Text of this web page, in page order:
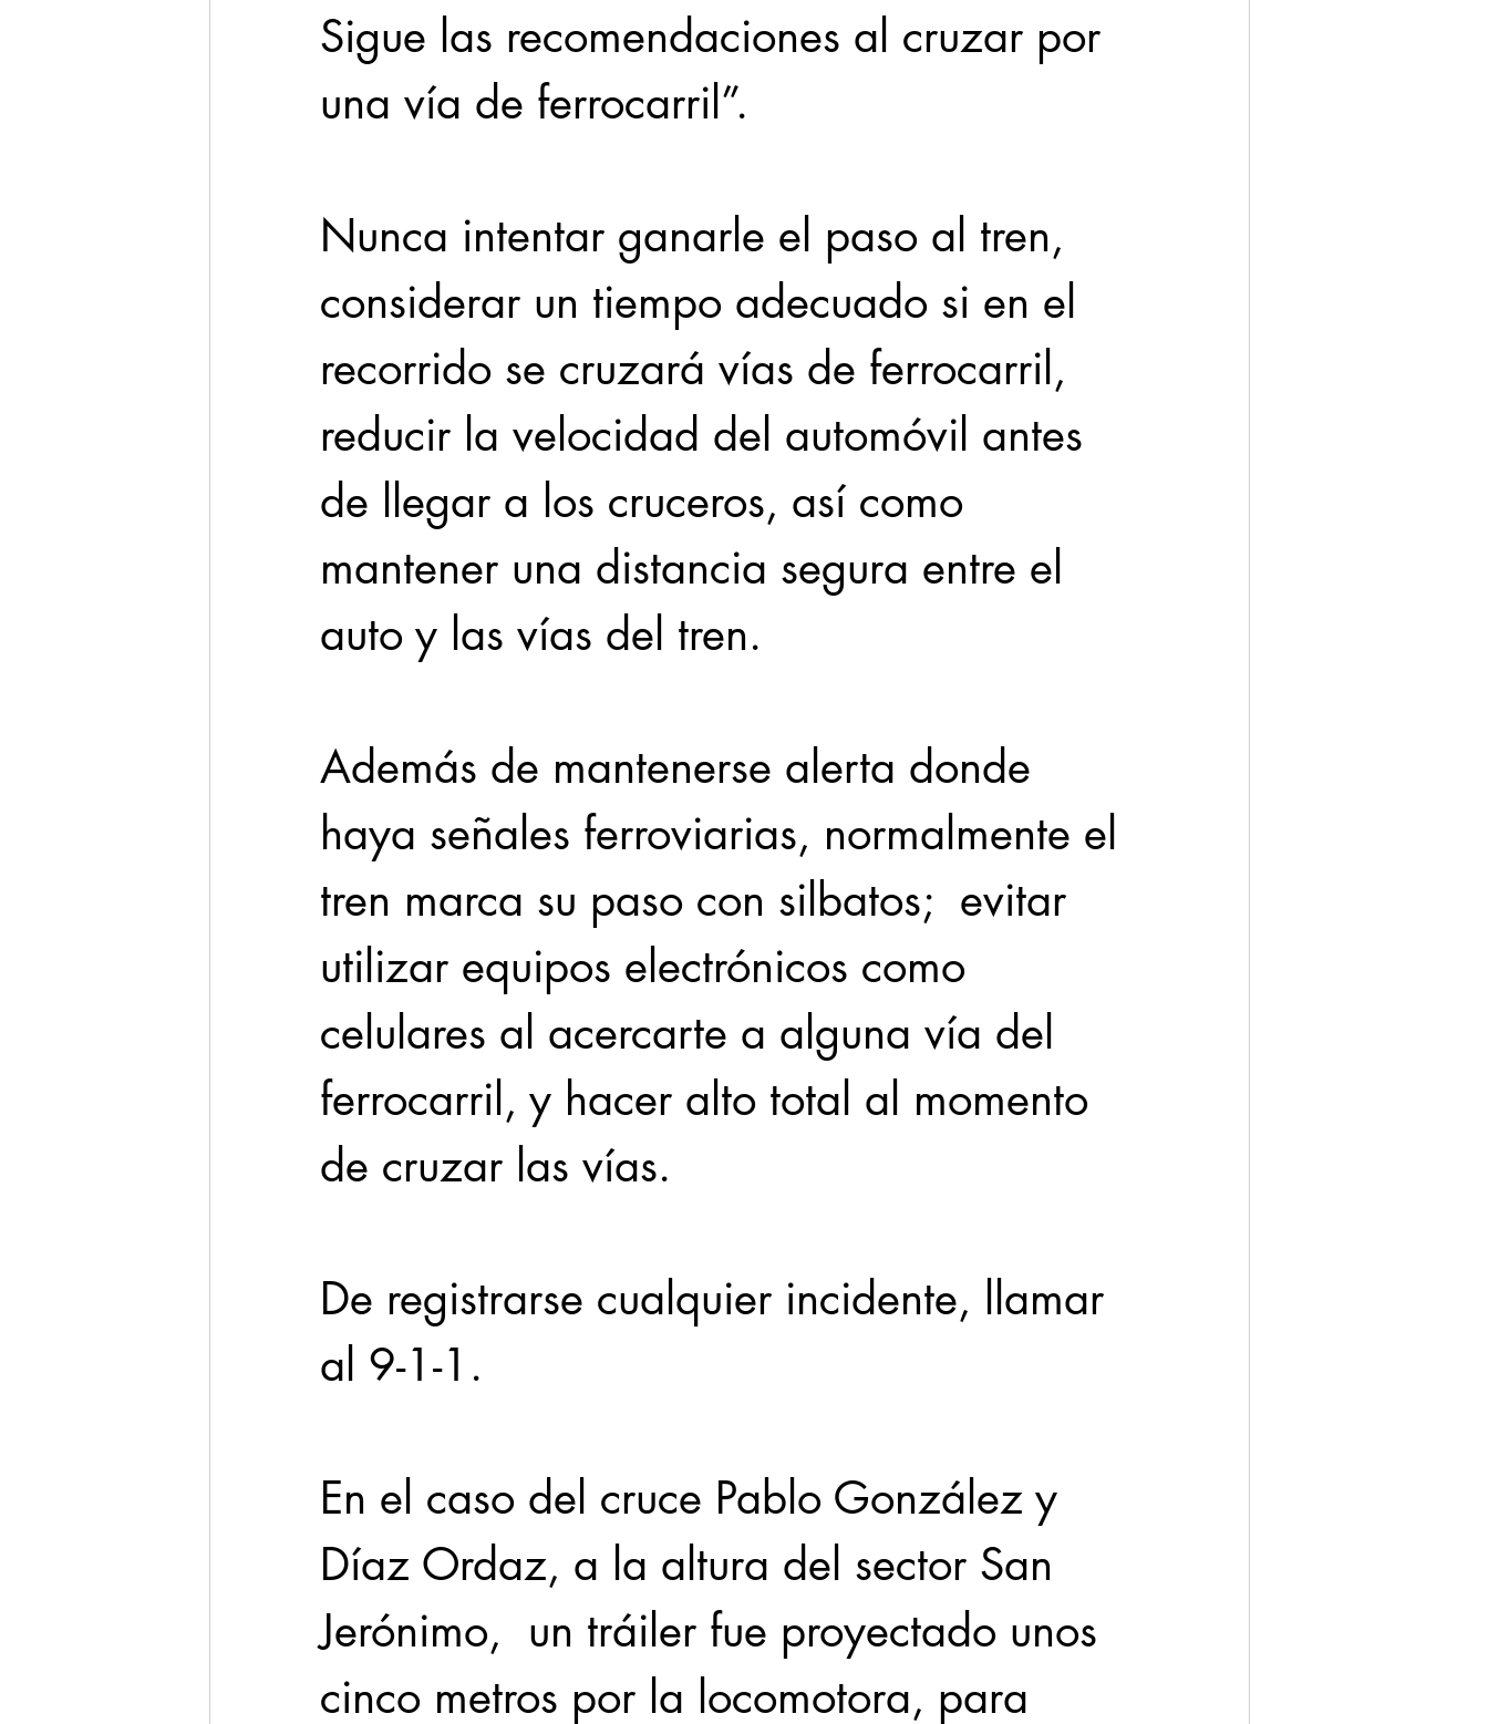
Sigue las recomendaciones al cruzar por
una vía de ferrocarril”.
Nunca intentar ganarle el paso al tren,
considerar un tiempo adecuado si en el
recorrido se cruzará vías de ferrocarril,
reducir la velocidad del automóvil antes
de llegar a los cruceros, así como
mantener una distancia segura entre el
auto y las vías del tren.
Además de mantenerse alerta donde
haya señales ferroviarias, normalmente el
tren marca su paso con silbatos;  evitar
utilizar equipos electrónicos como
celulares al acercarte a alguna vía del
ferrocarril, y hacer alto total al momento
de cruzar las vías.
De registrarse cualquier incidente, llamar
al 9-1-1.
En el caso del cruce Pablo González y
Díaz Ordaz, a la altura del sector San
Jerónimo,  un tráiler fue proyectado unos
cinco metros por la locomotora, para